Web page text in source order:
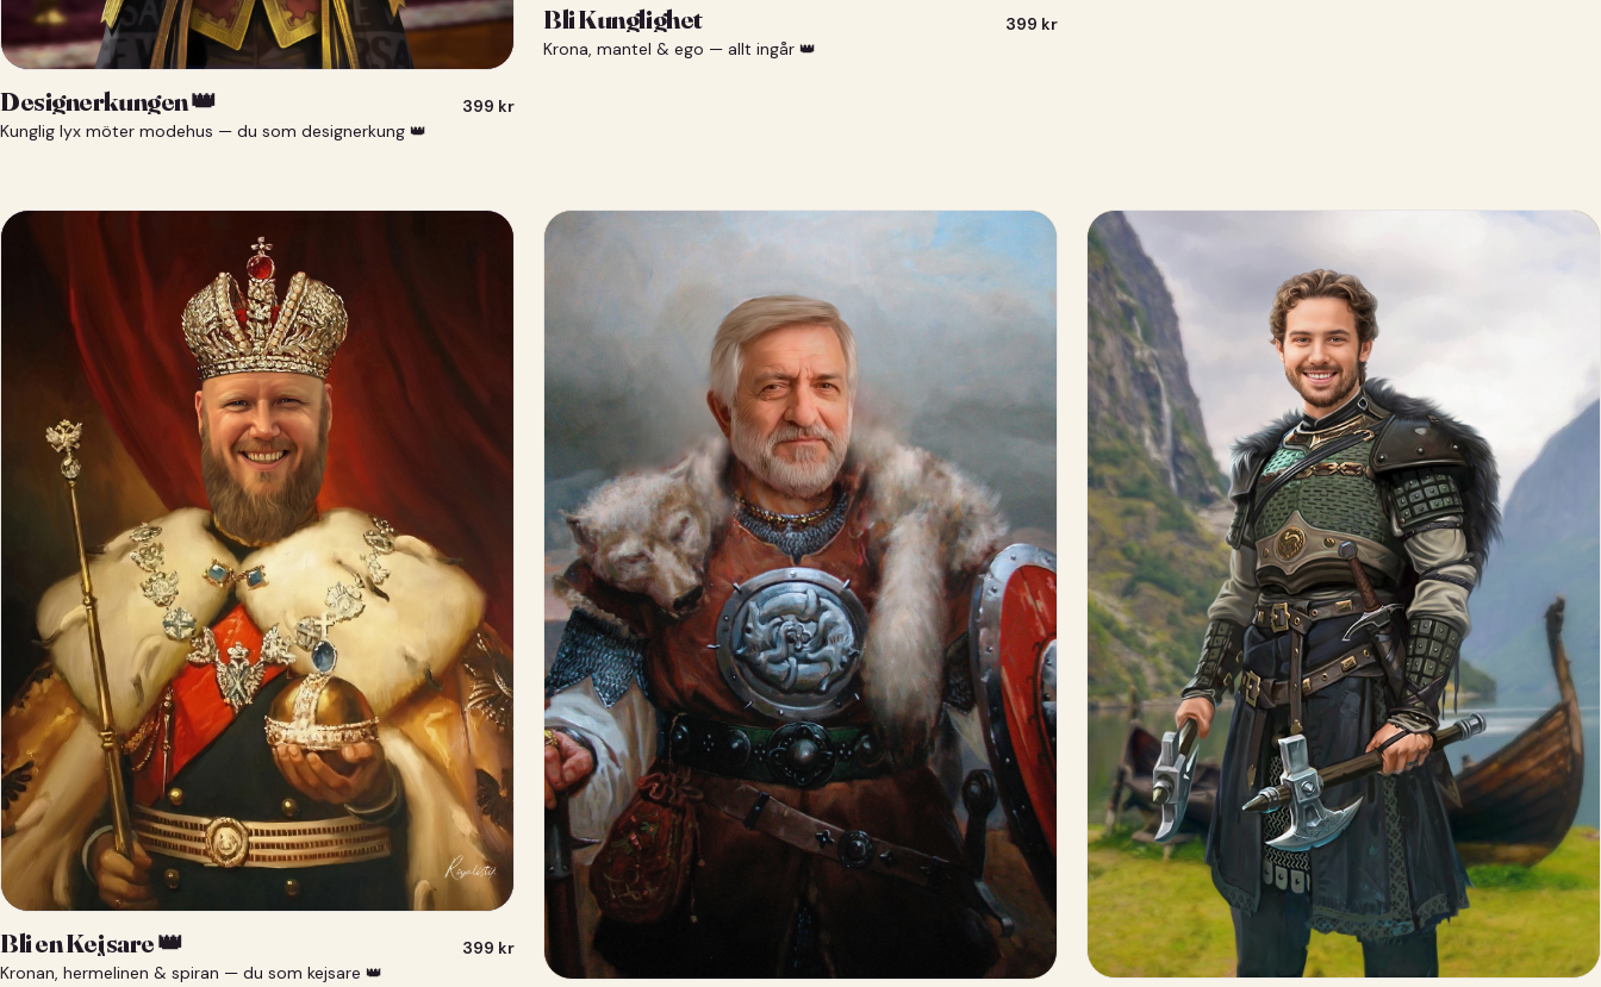
Designerkungen 👑
Kunglig lyx möter modehus — du som designerkung 👑
399 kr
Bli Kunglighet
Krona, mantel & ego — allt ingår 👑
399 kr
Bli en Kejsare 👑
Kronan, hermelinen & spiran — du som kejsare 👑
399 kr